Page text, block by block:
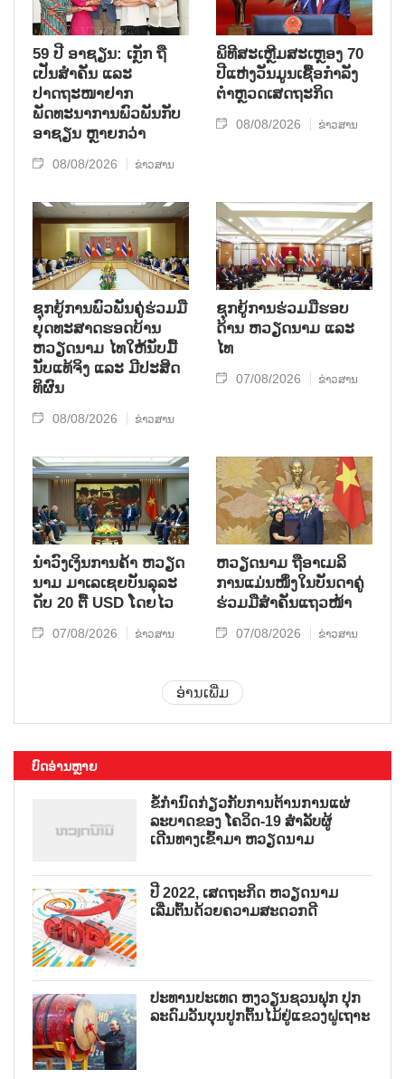
59 ປີ ອາຊຽນ: ເກຼັກ ຖື
ເປັນສຳຄັນ ແລະ
ປາດຖະໜາຢາກ
ພັດທະນາການພົວພັນກັບ
ອາຊຽນ ຫຼາຍກວ່າ
08/08/2026 ຂ່າວສານ
ພິທີສະເຫຼີມສະເຫຼອງ 70
ປີແຫ່ງວັນມູນເຊື້ອກຳລັງ
ຕຳຫຼວດເສດຖະກິດ
08/08/2026 ຂ່າວສານ
ຊຸກ​ຍູ້​ການ​ພົວ​ພັນ​ຄູ່​ຮ່ວມ​ມື​
ຍຸດ​ທະ​ສາດ​ຮອດ​ບ້ານ
ຫວຽດ​ນາມ ໄທ​ໃຫ້​ນັບ​ມື້​
ນັບ​ແທ້​ຈິງ ແລະ ມີ​ປະ​ສິດ​
ທິ​ຜົນ
08/08/2026 ຂ່າວສານ
ຊຸກຍູ້ການຮ່ວມມືຮອບ
ດ້ານ ຫວຽດນາມ ແລະ
ໄທ
07/08/2026 ຂ່າວສານ
ນຳ​ວົງ​ເງິນ​ການ​ຄ້າ ຫວຽດ​
ນາມ ມາ​ເລ​ເຊຍ​ບັນ​ລຸ​ລະ​
ດັບ 20 ຕື້ USD ໂດຍ​ໄວ
07/08/2026 ຂ່າວສານ
ຫ​ວຽດ​ນາມ ຖື​ອາ​ເມ​ລິ​
ການ​ແມ່ນ​ໜຶ່ງ​ໃນ​ບັນ​ດາ​ຄູ່​
ຮ່ວມ​ມື​ສຳ​ຄັນ​ແຖວ​ໜ້າ
07/08/2026 ຂ່າວສານ
ອ່ານເພີ່ມ
ບົດອ່ານຫຼາຍ
ຂໍ້ກຳນົດກ່ຽວກັບການຕ້ານການແຜ່
ລະບາດຂອງ ໂຄວິດ-19 ສຳລັບຜູ້
ເດີນທາງເຂົ້າມາ ຫວຽດນາມ
ປີ 2022, ເສດຖະກິດ ຫວຽດນາມ
ເລີ່ມຕົ້ນດ້ວຍຄວາມສະດວກດີ
ປະທານປະເທດ ຫງວຽນຊວນຟຸກ ປຸກ
ລະດົມວັນບຸນປູກຕົ້ນໄມ້ຢູ່ແຂວງຝູເຖາະ